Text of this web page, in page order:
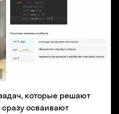
которые решают
осваивают